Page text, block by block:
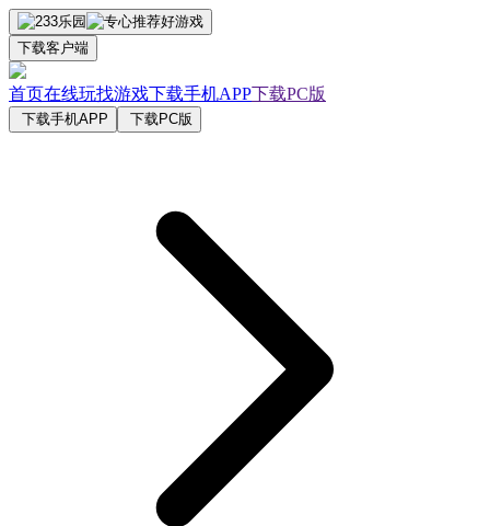
下载客户端
首页在线玩找游戏下载手机APP下载PC版
下载手机APP 下载PC版